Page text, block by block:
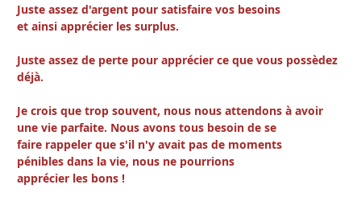
Juste assez d'argent pour satisfaire vos besoins
et ainsi apprécier les surplus.
Juste assez de perte pour apprécier ce que vous possèdez
déjà.
Je crois que trop souvent, nous nous attendons à avoir
une vie parfaite. Nous avons tous besoin de se
faire rappeler que s'il n'y avait pas de moments
pénibles dans la vie, nous ne pourrions
apprécier les bons !